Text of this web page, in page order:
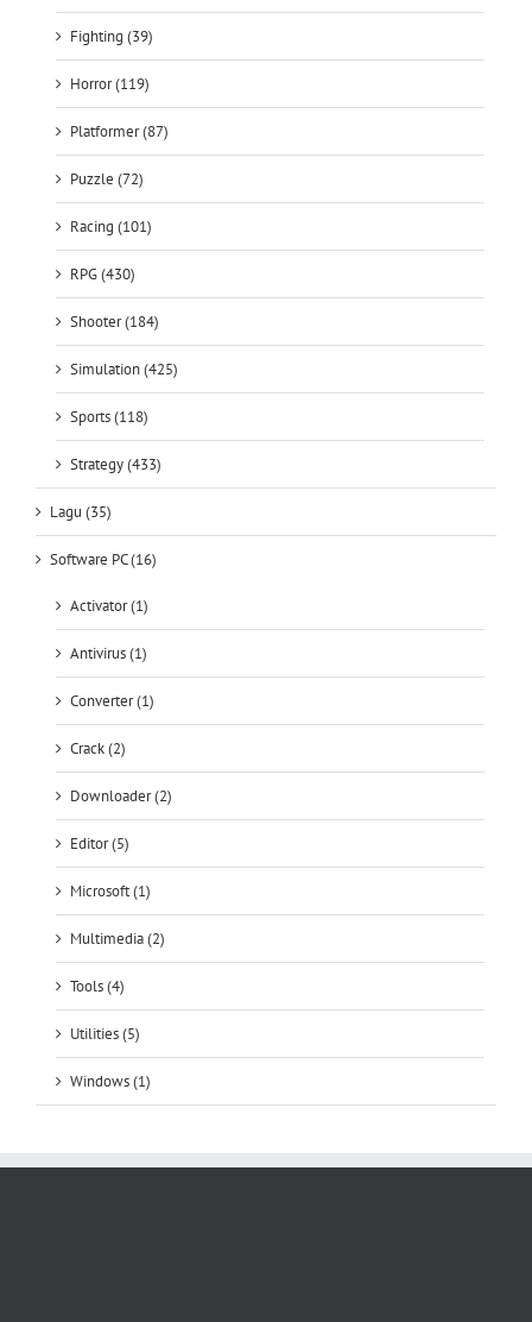
Fighting (39)
Horror (119)
Platformer (87)
Puzzle (72)
Racing (101)
RPG (430)
Shooter (184)
Simulation (425)
Sports (118)
Strategy (433)
Lagu (35)
Software PC (16)
Activator (1)
Antivirus (1)
Converter (1)
Crack (2)
Downloader (2)
Editor (5)
Microsoft (1)
Multimedia (2)
Tools (4)
Utilities (5)
Windows (1)